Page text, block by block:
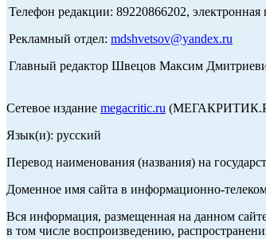
Телефон редакции: 89220866202, электронная
Рекламный отдел: mdshvetsov@yandex.ru
Главный редактор Швецов Максим
Сетевое издание megacritic.ru
Язык(и): русский
Перевод наименования (названия) на
Доменное имя сайта в информационно-
Вся информация, размещенная на данном
в том числе воспроизведению,